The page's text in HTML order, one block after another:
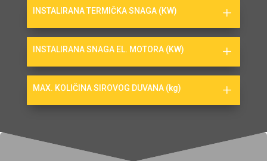
INSTALIRANA TERMIČKA SNAGA (KW)
INSTALIRANA SNAGA EL. MOTORA (KW)
MAX. KOLIČINA SIROVOG DUVANA (kg)